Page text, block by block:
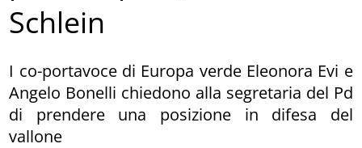
Schlein
I co-portavoce di Europa verde Eleonora Evi e
Angelo Bonelli chiedono alla segretaria del Pd
di prendere una posizione in difesa del
vallone